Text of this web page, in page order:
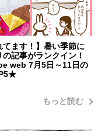
てます！】暑い季節に
の記事がランクイン！
web 7月5日～11日の
もっと読む